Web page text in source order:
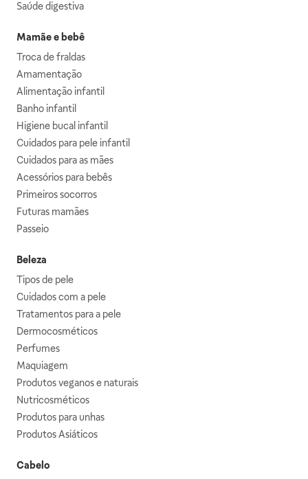
Saúde digestiva
Mamãe e bebê
Troca de fraldas
Amamentação
Alimentação infantil
Banho infantil
Higiene bucal infantil
Cuidados para pele infantil
Cuidados para as mães
Acessórios para bebês
Primeiros socorros
Futuras mamães
Passeio
Beleza
Tipos de pele
Cuidados com a pele
Tratamentos para a pele
Dermocosméticos
Perfumes
Maquiagem
Produtos veganos e naturais
Nutricosméticos
Produtos para unhas
Produtos Asiáticos
Cabelo